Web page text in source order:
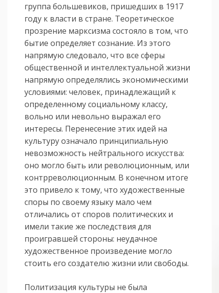
группа большевиков, пришедших в 1917
году к власти в стране. Теоретическое
прозрение марксизма состояло в том, что
бытие определяет сознание. Из этого
напрямую следовало, что все сферы
общественной и интеллектуальной жизни
напрямую определялись эко­номическими
условиями: человек, принадлежащий к
определенному соци­аль­ному классу,
вольно или невольно выражал его
интересы. Перенесение этих идей на
культуру означало принципиальную
невозможность нейтрального искусства:
оно могло быть или революционным, или
контрреволюционным. В ко­нечном итоге
это привело к тому, что художественные
споры по своему языку мало чем
отличались от споров политических и
имели такие же послед­ствия для
проигравшей стороны: неудачное
художественное произведение могло
стоить его создателю жизни или свободы.
Политизация культуры не была